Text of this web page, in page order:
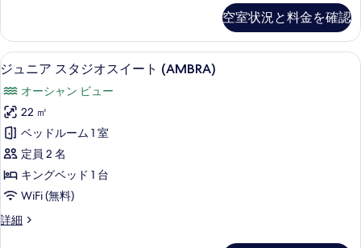
べ
て
の
写
真
を
表
示
す
る
写
真
を
表
示
す
る
(ZAFFIRO)
の
詳
空室状況と料金を確認
ジ
ュ
ニ
ア
ス
タ
ジ
オ
ス
高級寝具、羽毛の掛け布団、低反発
5
ジュニア スタジオスイート (AMBRA)
オーシャン ビュー
22 ㎡
ベッドルーム 1 室
定員 2 名
キングベッド 1 台
WiFi (無料)
詳細
ジ